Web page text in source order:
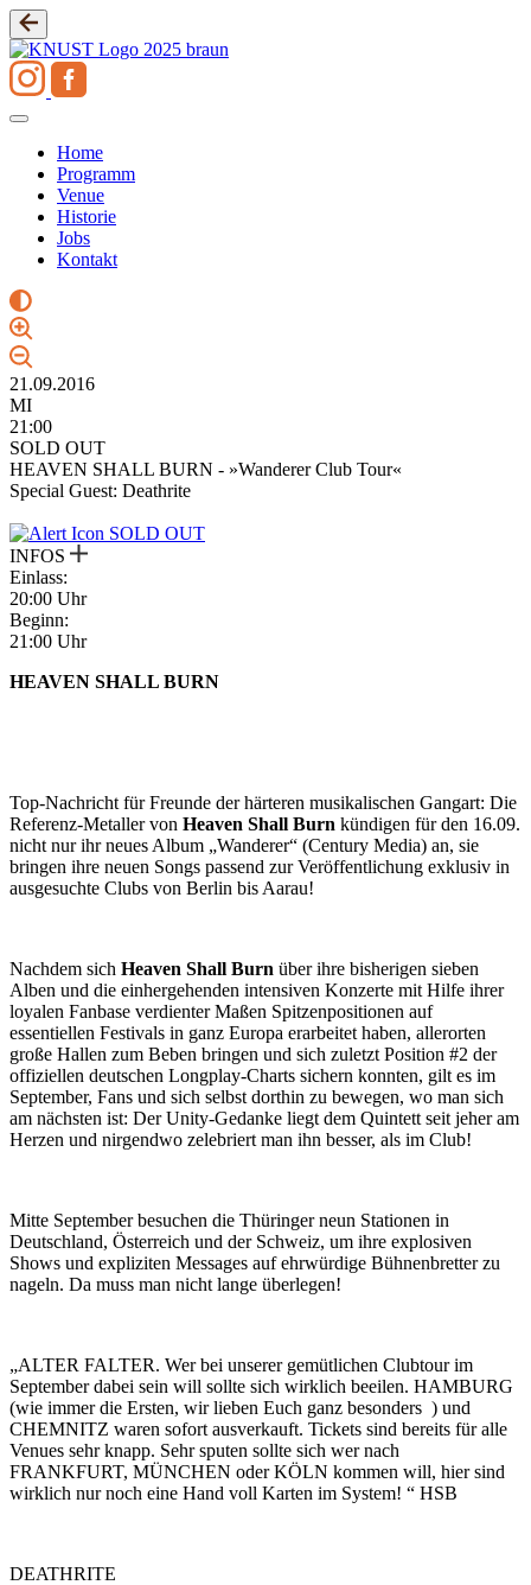
Zum
Inhalt
springen
Home
Programm
Venue
Historie
Jobs
Kontakt
21.09.2016
MI
21:00
SOLD OUT
HEAVEN SHALL BURN - »Wanderer Club Tour«
Special Guest: Deathrite
SOLD OUT
INFOS
Einlass:
20:00 Uhr
Beginn:
21:00 Uhr
HEAVEN SHALL BURN
Top-Nachricht für Freunde der härteren musikalischen Gangart: Die
Referenz-Metaller von Heaven Shall Burn kündigen für den 16.09.
nicht nur ihr neues Album „Wanderer“ (Century Media) an, sie
bringen ihre neuen Songs passend zur Veröffentlichung exklusiv in
ausgesuchte Clubs von Berlin bis Aarau!
Nachdem sich Heaven Shall Burn über ihre bisherigen sieben
Alben und die einhergehenden intensiven Konzerte mit Hilfe ihrer
loyalen Fanbase verdienter Maßen Spitzenpositionen auf
essentiellen Festivals in ganz Europa erarbeitet haben, allerorten
große Hallen zum Beben bringen und sich zuletzt Position #2 der
offiziellen deutschen Longplay-Charts sichern konnten, gilt es im
September, Fans und sich selbst dorthin zu bewegen, wo man sich
am nächsten ist: Der Unity-Gedanke liegt dem Quintett seit jeher am
Herzen und nirgendwo zelebriert man ihn besser, als im Club!
Mitte September besuchen die Thüringer neun Stationen in
Deutschland, Österreich und der Schweiz, um ihre explosiven
Shows und expliziten Messages auf ehrwürdige Bühnenbretter zu
nageln. Da muss man nicht lange überlegen!
„ALTER FALTER. Wer bei unserer gemütlichen Clubtour im
September dabei sein will sollte sich wirklich beeilen. HAMBURG
(wie immer die Ersten, wir lieben Euch ganz besonders ) und
CHEMNITZ waren sofort ausverkauft. Tickets sind bereits für alle
Venues sehr knapp. Sehr sputen sollte sich wer nach
FRANKFURT, MÜNCHEN oder KÖLN kommen will, hier sind
wirklich nur noch eine Hand voll Karten im System! “ HSB
DEATHRITE